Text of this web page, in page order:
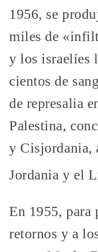
1956, se
miles de
y los israelíes
cientos de
de represalia
Palestina,
y Cisjordania,
Jordania y el
En 1955, para
retornos y a